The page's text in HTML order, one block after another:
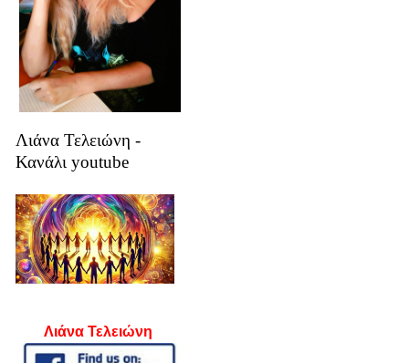
Λιάνα Τελειώνη -
Κανάλι youtube
Λιάνα Τελειώνη